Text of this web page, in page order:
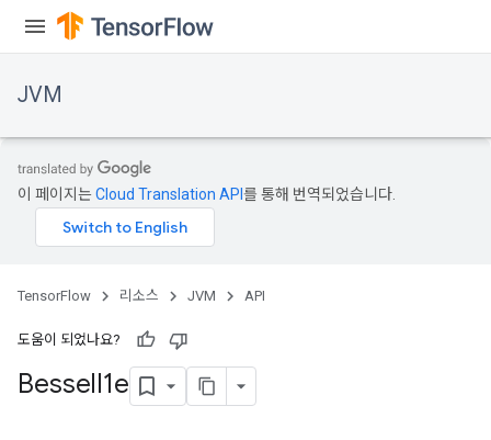
JVM
이 페이지는Cloud Translation API 를 통해 번역되었습니다.
TensorFlow 리소스 JVM API
도움이 되었나요?
BesselI1e